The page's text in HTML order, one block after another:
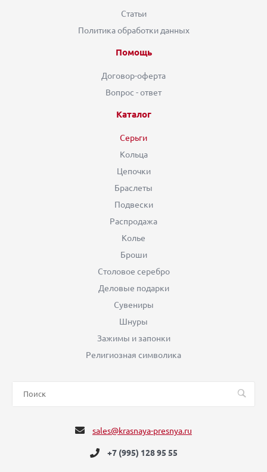
Статьи
Политика обработки данных
Помощь
Договор-оферта
Вопрос - ответ
Каталог
Серьги
Кольца
Цепочки
Браслеты
Подвески
Распродажа
Колье
Броши
Столовое серебро
Деловые подарки
Сувениры
Шнуры
Зажимы и запонки
Религиозная символика
sales@krasnaya-presnya.ru
+7 (995) 128 95 55